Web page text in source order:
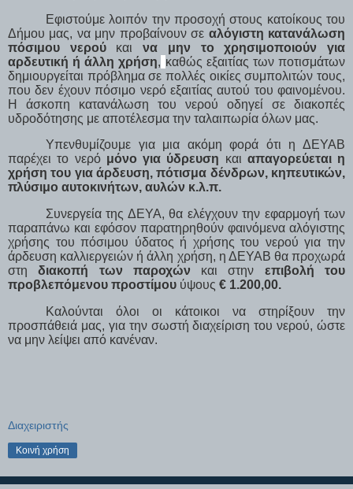
Εφιστούμε λοιπόν την προσοχή στους κατοίκους του
Δήμου μας, να μην προβαίνουν σε αλόγιστη κατανάλωση
πόσιμου νερούκαινα μην το χρησιμοποιούν για
αρδευτική ή άλλη χρήση, καθώς εξαιτίας των ποτισμάτων
δημιουργείται πρόβλημα σε πολλές οικίες συμπολιτών τους,
που δεν έχουν πόσιμο νερό εξαιτίας αυτού του φαινομένου.
Η άσκοπη κατανάλωση του νερού οδηγεί σε διακοπές
υδροδότησης με αποτέλεσμα την ταλαιπωρία όλων μας.
Υπενθυμίζουμε για μια ακόμη φορά ότι η ΔΕΥΑΒ
παρέχει το νερό μόνο για ύδρευση και απαγορεύεται η
χρήση του για άρδευση, πότισμα δένδρων, κηπευτικών,
πλύσιμο αυτοκινήτων, αυλών κ.λ.π.
Συνεργεία της ΔΕΥΑ, θα ελέγχουν την εφαρμογή των
παραπάνω και εφόσον παρατηρηθούν φαινόμενα αλόγιστης
χρήσης του πόσιμου ύδατος ή χρήσης του νερού για την
άρδευση καλλιεργειών ή άλλη χρήση, η ΔΕΥΑΒ θα προχωρά
στηδιακοπή των παροχών και στην επιβολή του
προβλεπόμενου προστίμου ύψους € 1.200,00.
Καλούνται όλοι οι κάτοικοι να στηρίξουν την
προσπάθειά μας, για την σωστή διαχείριση του νερού, ώστε
να μην λείψει από κανέναν.
Διαχειριστής
Κοινή χρήση